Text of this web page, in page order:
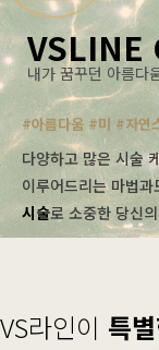
VSLINE
내가 꿈꾸던 아름다
#아름다움 #미 #자연
다양하고 많은 시술
이루어드리는 마법
시술로 소중한 당신
VS라인이 특